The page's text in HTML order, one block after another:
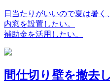
日当たりがいいので夏は暑
内窓を設置したい。
補助金を活用したい。
間仕切り壁を撤去